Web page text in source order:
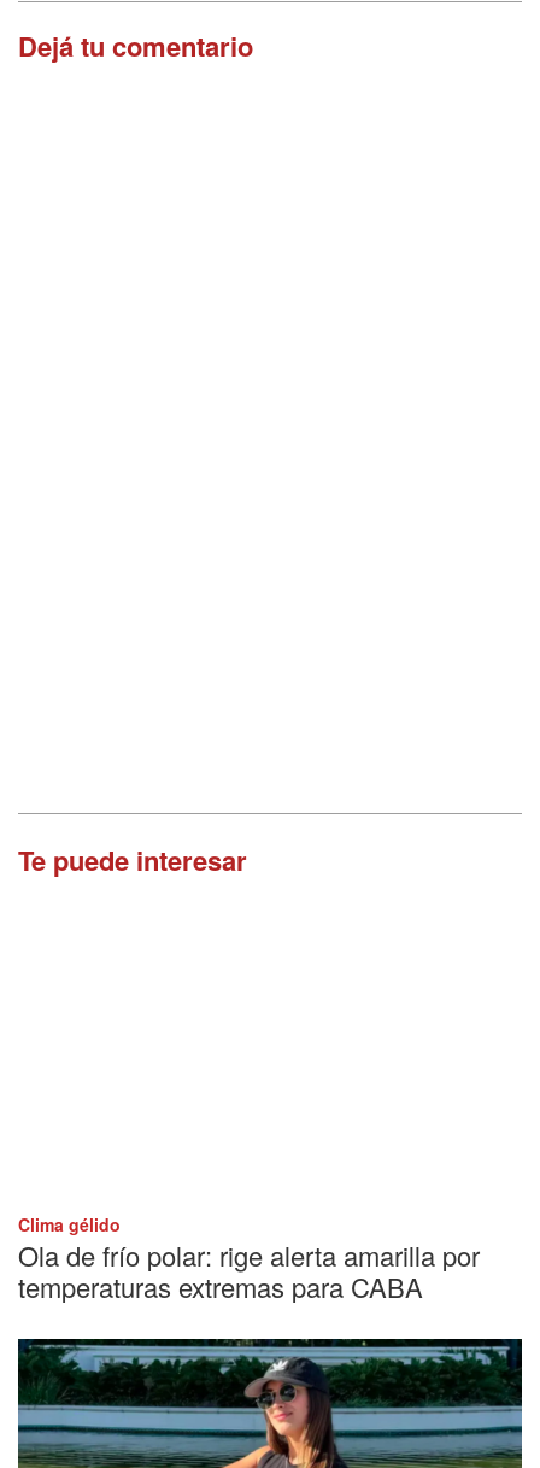
Dejá tu comentario
Te puede interesar
Clima gélido
Ola de frío polar: rige alerta amarilla por
temperaturas extremas para CABA